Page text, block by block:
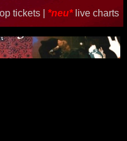
tickets | *neu* live charts